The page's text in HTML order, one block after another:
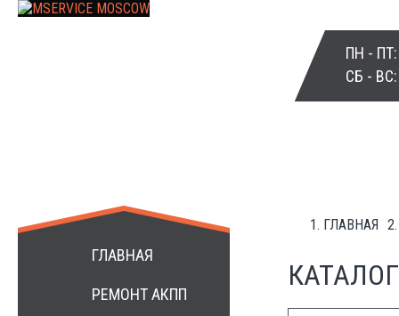
ПН -
СБ -
+7 499 3984172
ГЛАВНАЯ
РЕМОНТ АКПП
ГЛАВНАЯ
КАТАЛОГ